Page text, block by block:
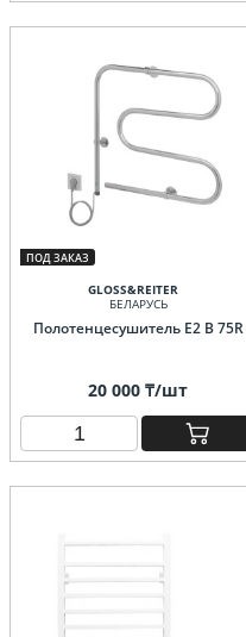
ПОД ЗАКАЗ
GLOSS&REITER
БЕЛАРУСЬ
Полотенцесушитель E2 B 75R
20 000 ₸/шт